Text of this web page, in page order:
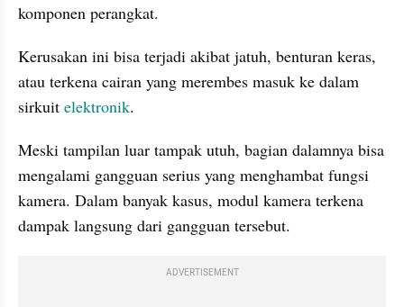
komponen perangkat.
Kerusakan ini bisa terjadi akibat jatuh, benturan keras,
atau terkena cairan yang merembes masuk ke dalam
sirkuit elektronik.
Meski tampilan luar tampak utuh, bagian dalamnya bisa
mengalami gangguan serius yang menghambat fungsi
kamera. Dalam banyak kasus, modul kamera terkena
dampak langsung dari gangguan tersebut.
ADVERTISEMENT